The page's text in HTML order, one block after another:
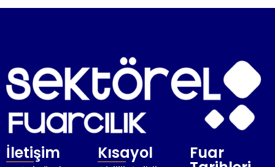
İletişim Kısayol Fuar